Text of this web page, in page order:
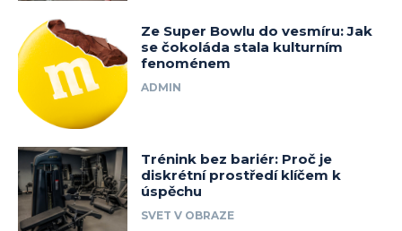
Ze Super Bowlu do vesmíru: Jak
se čokoláda stala kulturním
fenoménem
ADMIN
Trénink bez bariér: Proč je
diskrétní prostředí klíčem k
úspěchu
SVET V OBRAZE